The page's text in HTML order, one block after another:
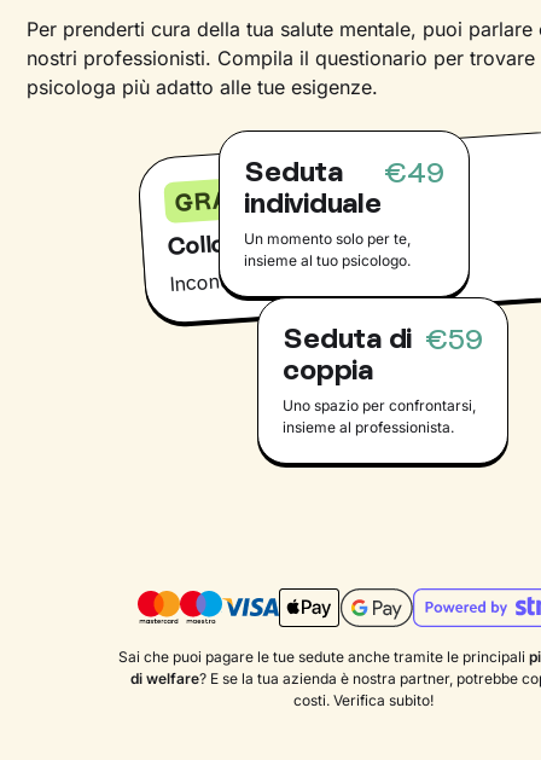
Colloquio conoscitivo
GRATIS
Incontra il tuo psicologo online
Per prenderti cura della tua salute mentale, puoi
nostri professionisti. Compila il questionario per
psicologa più adatto alle tue esigenze.
Seduta
individuale
€49
Un momento solo per te,
insieme al tuo psicologo.
Seduta di
coppia
€59
Uno spazio per confrontarsi,
insieme al professionista.
Sai che puoi pagare le tue sedute anche tramite le principali
di welfare? E se la tua azienda è nostra partner, potrebbe
costi. Verifica subito!